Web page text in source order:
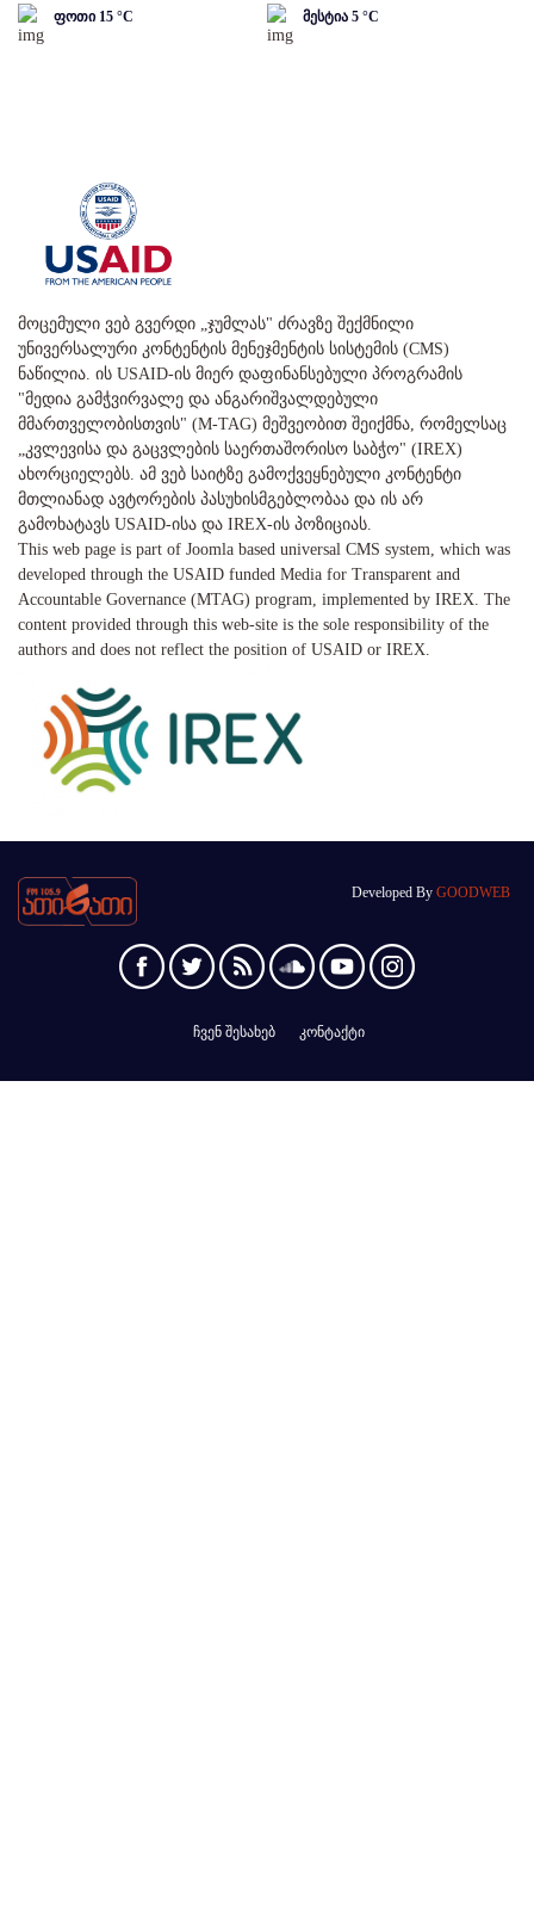
ფოთი 15 °C მესტია 5 °C
მოცემული ვებ გვერდი „ჯუმლას" ძრავზე შექმნილი
უნივერსალური კონტენტის მენეჯმენტის სისტემის (CMS)
ნაწილია. ის USAID-ის მიერ დაფინანსებული პროგრამის
"მედია გამჭვირვალე და ანგარიშვალდებული
მმართველობისთვის" (M-TAG) მეშვეობით შეიქმნა, რომელსაც
„კვლევისა და გაცვლების საერთაშორისო საბჭო" (IREX)
ახორციელებს. ამ ვებ საიტზე გამოქვეყნებული კონტენტი
მთლიანად ავტორების პასუხისმგებლობაა და ის არ
გამოხატავს USAID-ისა და IREX-ის პოზიციას.
This web page is part of Joomla based universal CMS system, which was
developed through the USAID funded Media for Transparent and
Accountable Governance (MTAG) program, implemented by IREX. The
content provided through this web-site is the sole responsibility of the
authors and does not reflect the position of USAID or IREX.
Developed By GOODWEB
ჩვენ შესახებ კონტაქტი